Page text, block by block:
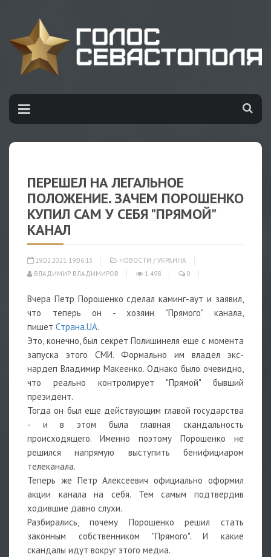
ПЕРЕШЕЛ НА ЛЕГАЛЬНОЕ
ПОЛОЖЕНИЕ. ЗАЧЕМ ПОРОШЕНКО
КУПИЛ САМ У СЕБЯ "ПРЯМОЙ"
КАНАЛ
19.02.2021 19:06:13 НОВОСТИ / УКРАИНА
ВЛАДИМИР ВЛАДИМИРОВ
1 498 0
Вчера Петр Порошенко сделал каминг-аут и заявил,
что теперь он - хозяин "Прямого" канала,
пишет Страна.UA.
Это, конечно, был секрет Полишинеля еще с момента
запуска этого СМИ. Формально им владел экс-
нардеп Владимир Макеенко. Однако было очевидно,
что реально контролирует "Прямой" бывший
президент.
Тогда он был еще действующим главой государства
- и в этом была главная скандальность
происходящего. Именно поэтому Порошенко не
решился напрямую выступить бенифициаром
телеканала.
Теперь же Петр Алексеевич официально оформил
акции канала на себя. Тем самым подтвердив
ходившие давно слухи.
Разбирались, почему Порошенко решил стать
законным собственником "Прямого". И какие
скандалы идут вокруг этого медиа.